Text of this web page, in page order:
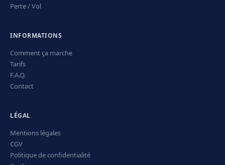
Perte / Vol
INFORMATIONS
Comment ça marche
Tarifs
F.A.Q.
Contact
LÉGAL
Mentions légales
CGV
Politique de confidentialité